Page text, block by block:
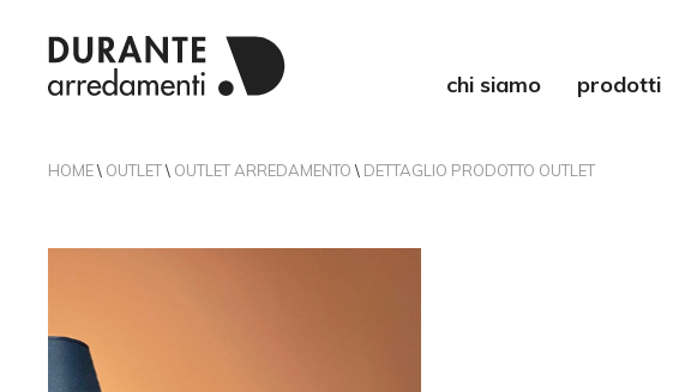
chi siamo prodotti
HOME\ OUTLET\ OUTLET ARREDAMENTO\ DETTAGLIO PRODOTTO OUTLET